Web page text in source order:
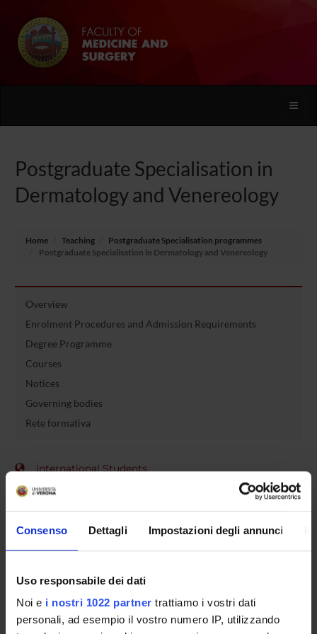
Consenso Dettagli Impostazioni degli annunci
Uso responsabile dei dati
Noi e i nostri 1022 partner trattiamo i vostri dati
personali, ad esempio il vostro numero IP, utilizzando
Toggle
Postgraduate Specialisation in
Dermatology and Venereology
Home Teaching
Postgraduate Specialisation programmes
Postgraduate Specialisation in Dermatology and Venereology
Overview
Enrolment Procedures and Admission Requirements
Degree Programme
Courses
Notices
Governing bodies
Rete formativa
International Students
CORSI DI LAUREA
CORSI DI LAUREA MAGISTRALE